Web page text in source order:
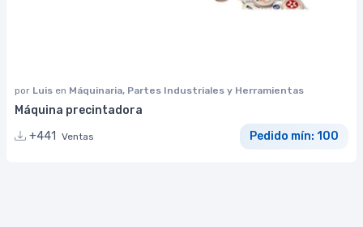
por Luis en Máquinaria, Partes Industriales y Herramientas
Máquina precintadora
+441 Ventas Pedido mín: 100